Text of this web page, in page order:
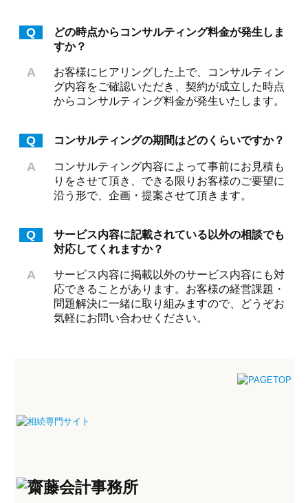
Q
どの時点からコンサルティング料金が発生しま
すか？
A
お客様にヒアリングした上で、コンサルティン
グ内容をご確認いただき、契約が成立した時点
からコンサルティング料金が発生いたします。
Q コンサルティングの期間はどのくらいですか？
A
コンサルティング内容によって事前にお見積も
りをさせて頂き、できる限りお客様のご要望に
沿う形で、企画・提案させて頂きます。
Q
サービス内容に記載されている以外の相談でも
対応してくれますか？
A
サービス内容に掲載以外のサービス内容にも対
応できることがあります。お客様の経営課題・
問題解決に一緒に取り組みますので、どうぞお
気軽にお問い合わせください。